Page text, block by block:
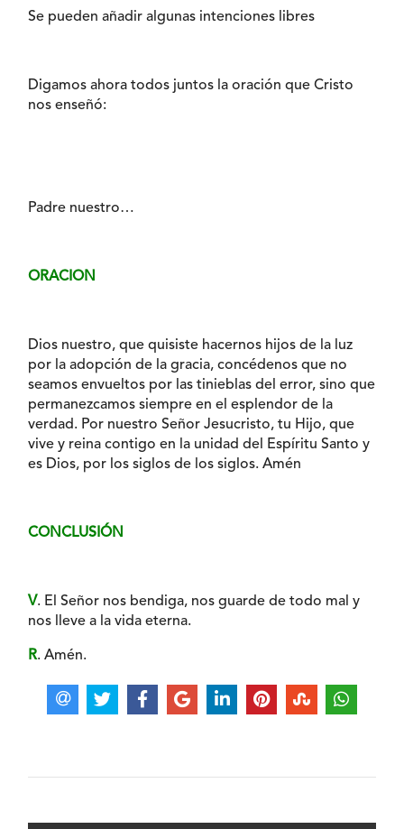
Se pueden añadir algunas intenciones libres
Digamos ahora todos juntos la oración que Cristo
nos enseñó:
Padre nuestro…
ORACION
Dios nuestro, que quisiste hacernos hijos de la luz
por la adopción de la gracia, concédenos que no
seamos envueltos por las tinieblas del error, sino que
permanezcamos siempre en el esplendor de la
verdad. Por nuestro Señor Jesucristo, tu Hijo, que
vive y reina contigo en la unidad del Espíritu Santo y
es Dios, por los siglos de los siglos. Amén
CONCLUSIÓN
V. El Señor nos bendiga, nos guarde de todo mal y
nos lleve a la vida eterna.
R. Amén.